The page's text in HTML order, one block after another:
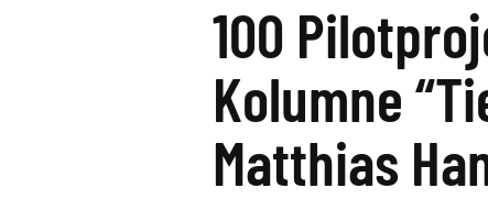
100
Kolumne
Matthias